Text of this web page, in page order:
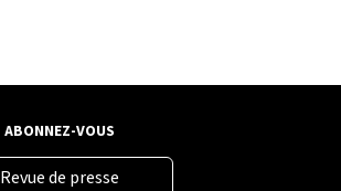
ABONNEZ-VOUS
Revue de presse